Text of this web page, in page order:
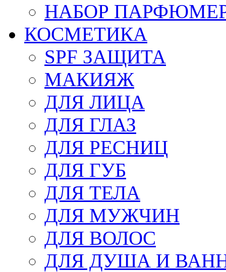
НАБОР
КОСМЕТИКА
SPF ЗАЩИТА
МАКИЯЖ
ДЛЯ ЛИЦА
ДЛЯ ГЛАЗ
ДЛЯ РЕСНИЦ
ДЛЯ ГУБ
ДЛЯ ТЕЛА
ДЛЯ МУЖЧИН
ДЛЯ ВОЛОС
ДЛЯ ДУША И